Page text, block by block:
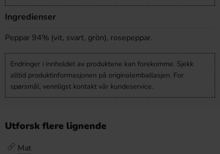
Ingredienser
Peppar 94% (vit, svart, grön), rosepeppar.
Endringer i innholdet av produktene kan forekomme. Sjekk
alltid produktinformasjonen på originalemballasjen. For
spørsmål, vennligst kontakt vår kundeservice.
Utforsk flere lignende
Mat